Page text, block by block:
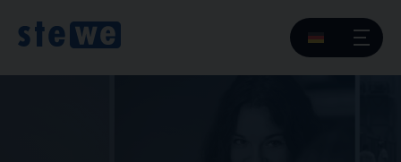
content